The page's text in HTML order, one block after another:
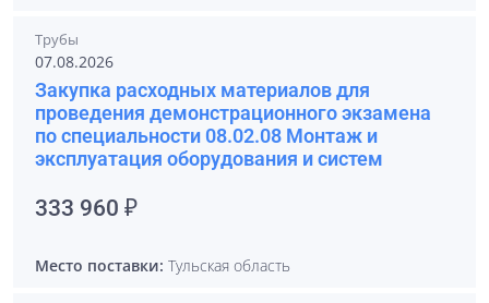
Трубы
07.08.2026
Закупка расходных материалов для
проведения демонстрационного экзамена
по специальности 08.02.08 Монтаж и
эксплуатация оборудования и систем
333 960 ₽
Место поставки: Тульская область